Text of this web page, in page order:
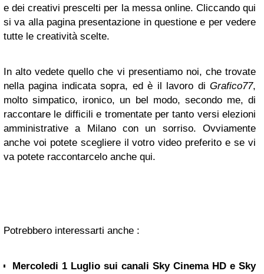
e dei creativi prescelti per la messa online. Cliccando qui
si va alla pagina presentazione in questione e per vedere
tutte le creatività scelte.
In alto vedete quello che vi presentiamo noi, che trovate
nella pagina indicata sopra, ed è il lavoro di Grafico77,
molto simpatico, ironico, un bel modo, secondo me, di
raccontare le difficili e tromentate per tanto versi elezioni
amministrative a Milano con un sorriso. Ovviamente
anche voi potete scegliere il votro video preferito e se vi
va potete raccontarcelo anche qui.
Potrebbero interessarti anche :
Mercoledi 1 Luglio sui canali Sky Cinema HD e Sky